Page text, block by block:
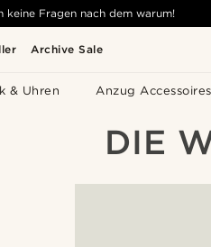
Archive Sale
& Uhren Anzug Accessoires
Fragen nach dem warum!
DIE